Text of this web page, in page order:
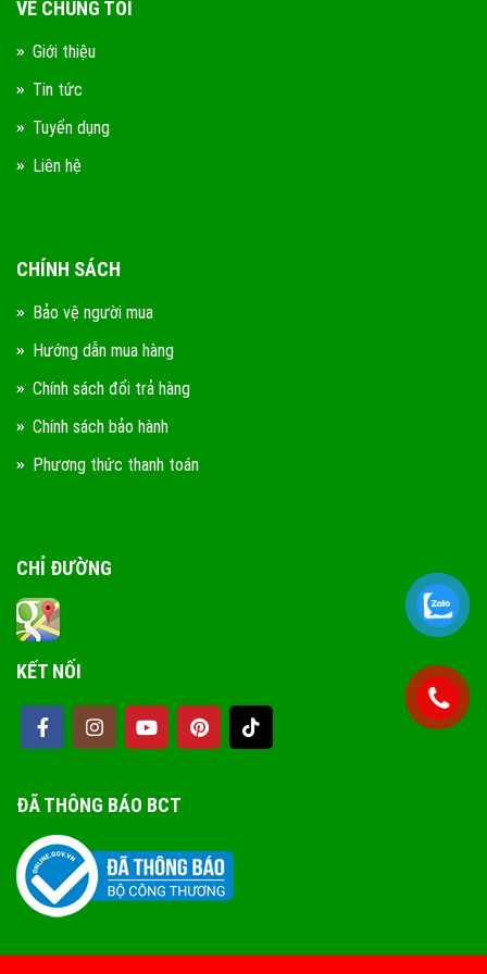
VỀ CHÚNG TÔI
Giới thiệu
Tin tức
Tuyển dụng
Liên hệ
CHÍNH SÁCH
Bảo vệ người mua
Hướng dẫn mua hàng
Chính sách đổi trả hàng
Chính sách bảo hành
Phương thức thanh toán
CHỈ ĐƯỜNG
KẾT NỐI
ĐÃ THÔNG BÁO BCT